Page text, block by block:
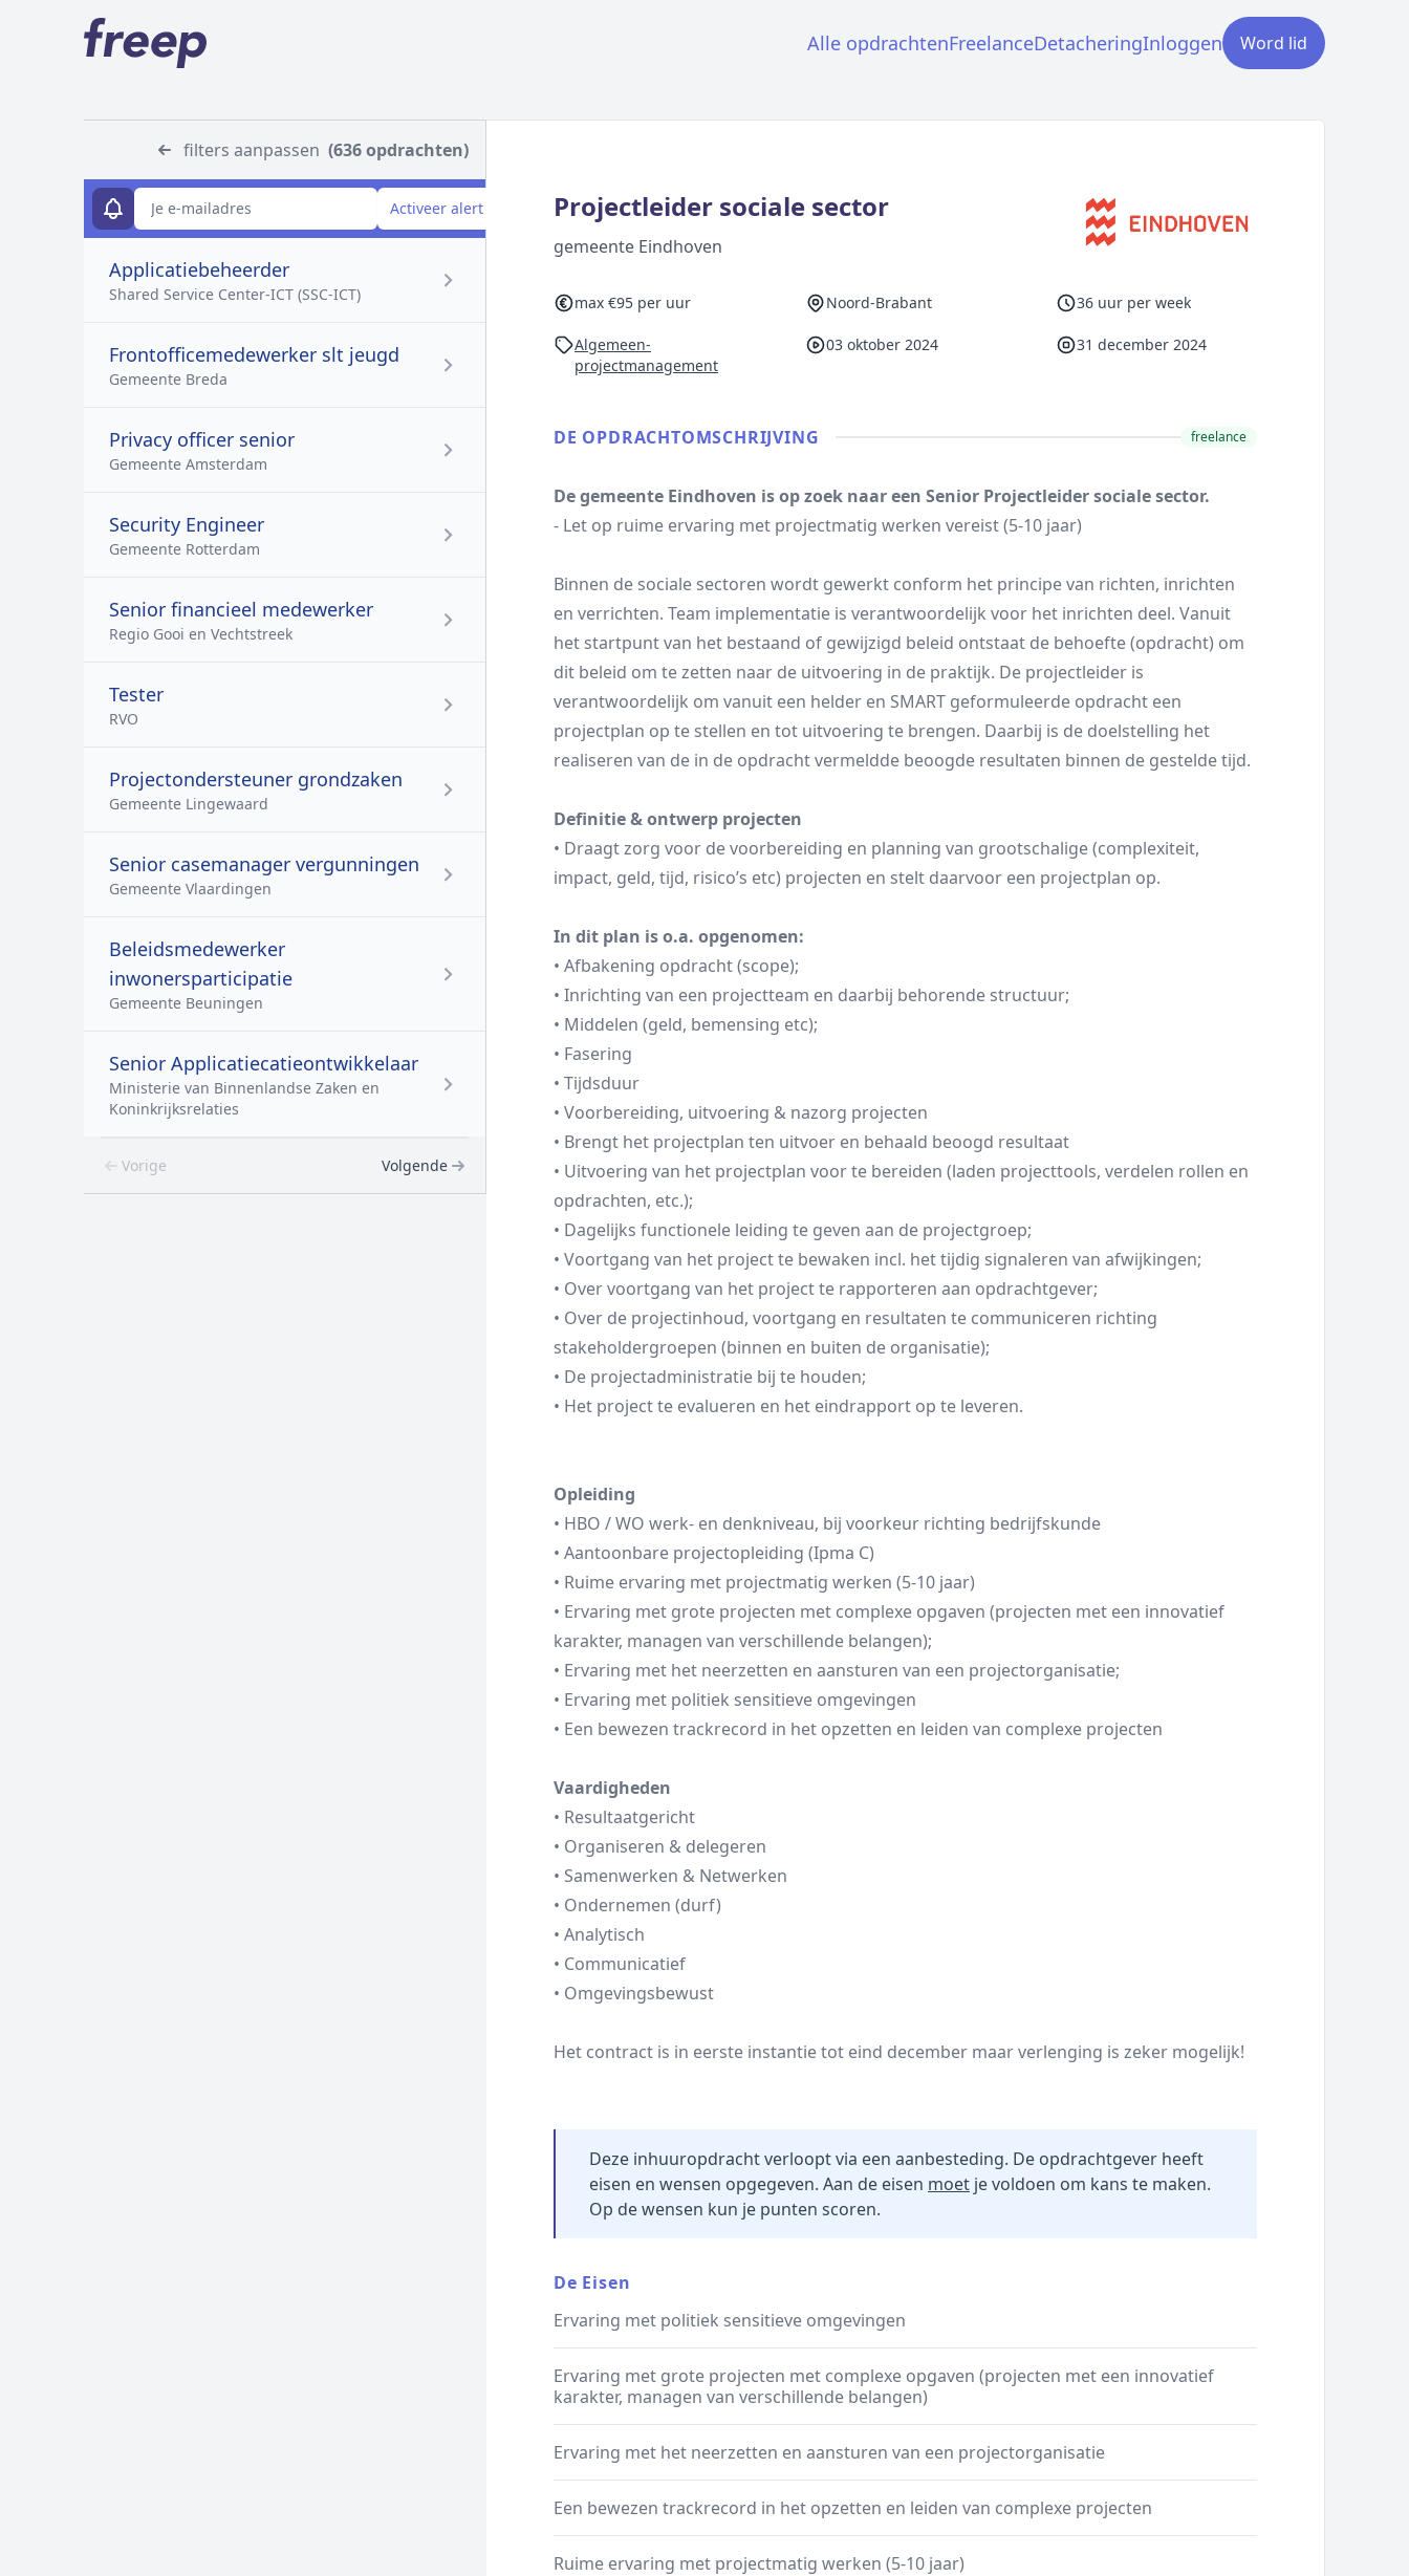
Alle opdrachtenFreelanceDetacheringInloggen Word lid
filters aanpassen (636 opdrachten)
E-mailadres
Activeer alert
Applicatiebeheerder
Shared Service Center-ICT (SSC-ICT)
Frontofficemedewerker slt jeugd
Gemeente Breda
Privacy officer senior
Gemeente Amsterdam
Security Engineer
Gemeente Rotterdam
Senior financieel medewerker
Regio Gooi en Vechtstreek
Tester
RVO
Projectondersteuner grondzaken
Gemeente Lingewaard
Senior casemanager vergunningen
Gemeente Vlaardingen
Beleidsmedewerker
inwonersparticipatie
Gemeente Beuningen
Senior Applicatiecatieontwikkelaar
Ministerie van Binnenlandse Zaken en
Koninkrijksrelaties
Vorige Volgende
Projectleider sociale sector
gemeente Eindhoven
max €95 per uur Noord-Brabant 36 uur per week
Algemeen-
projectmanagement
03 oktober 2024 31 december 2024
DE OPDRACHT­OMSCHRIJVING freelance
De gemeente Eindhoven is op zoek naar een Senior Projectleider sociale sector.
- Let op ruime ervaring met projectmatig werken vereist (5-10 jaar)
Binnen de sociale sectoren wordt gewerkt conform het principe van richten, inrichten
en verrichten. Team implementatie is verantwoordelijk voor het inrichten deel. Vanuit
het startpunt van het bestaand of gewijzigd beleid ontstaat de behoefte (opdracht) om
dit beleid om te zetten naar de uitvoering in de praktijk. De projectleider is
verantwoordelijk om vanuit een helder en SMART geformuleerde opdracht een
projectplan op te stellen en tot uitvoering te brengen. Daarbij is de doelstelling het
realiseren van de in de opdracht vermeldde beoogde resultaten binnen de gestelde tijd.
Definitie & ontwerp projecten
• Draagt zorg voor de voorbereiding en planning van grootschalige (complexiteit,
impact, geld, tijd, risico’s etc) projecten en stelt daarvoor een projectplan op.
In dit plan is o.a. opgenomen:
• Afbakening opdracht (scope);
• Inrichting van een projectteam en daarbij behorende structuur;
• Middelen (geld, bemensing etc);
• Fasering
• Tijdsduur
• Voorbereiding, uitvoering & nazorg projecten
• Brengt het projectplan ten uitvoer en behaald beoogd resultaat
• Uitvoering van het projectplan voor te bereiden (laden projecttools, verdelen rollen en
opdrachten, etc.);
• Dagelijks functionele leiding te geven aan de projectgroep;
• Voortgang van het project te bewaken incl. het tijdig signaleren van afwijkingen;
• Over voortgang van het project te rapporteren aan opdrachtgever;
• Over de projectinhoud, voortgang en resultaten te communiceren richting
stakeholdergroepen (binnen en buiten de organisatie);
• De projectadministratie bij te houden;
• Het project te evalueren en het eindrapport op te leveren.
Opleiding
• HBO / WO werk- en denkniveau, bij voorkeur richting bedrijfskunde
• Aantoonbare projectopleiding (Ipma C)
• Ruime ervaring met projectmatig werken (5-10 jaar)
• Ervaring met grote projecten met complexe opgaven (projecten met een innovatief
karakter, managen van verschillende belangen);
• Ervaring met het neerzetten en aansturen van een projectorganisatie;
• Ervaring met politiek sensitieve omgevingen
• Een bewezen trackrecord in het opzetten en leiden van complexe projecten
Vaardigheden
• Resultaatgericht
• Organiseren & delegeren
• Samenwerken & Netwerken
• Ondernemen (durf)
• Analytisch
• Communicatief
• Omgevingsbewust
Het contract is in eerste instantie tot eind december maar verlenging is zeker mogelijk!
Deze inhuuropdracht verloopt via een aanbesteding. De opdrachtgever heeft
eisen en wensen opgegeven. Aan de eisen moet je voldoen om kans te maken.
Op de wensen kun je punten scoren.
De Eisen
Ervaring met politiek sensitieve omgevingen
Ervaring met grote projecten met complexe opgaven (projecten met een innovatief
karakter, managen van verschillende belangen)
Ervaring met het neerzetten en aansturen van een projectorganisatie
Een bewezen trackrecord in het opzetten en leiden van complexe projecten
Ruime ervaring met projectmatig werken (5-10 jaar)